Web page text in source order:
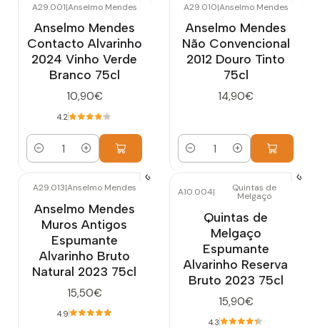
A29.001|Anselmo Mendes
Anselmo Mendes
Contacto Alvarinho
2024 Vinho Verde
Branco 75cl
10,90€
4.2
Quantidade
A29.010|Anselmo Mendes
Anselmo Mendes
Não Convencional
2012 Douro Tinto
75cl
14,90€
Quantidade
A29.013|Anselmo Mendes
Anselmo Mendes
Muros Antigos
Espumante
Alvarinho Bruto
Natural 2023 75cl
15,50€
4.9
A10.004| Quintas de
Melgaço
Quintas de
Melgaço
Espumante
Alvarinho Reserva
Bruto 2023 75cl
15,90€
4.3